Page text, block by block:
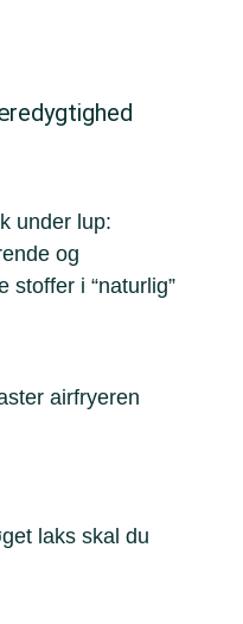
under lup:
og
stoffer i “naturlig”
airfryeren
laks skal du